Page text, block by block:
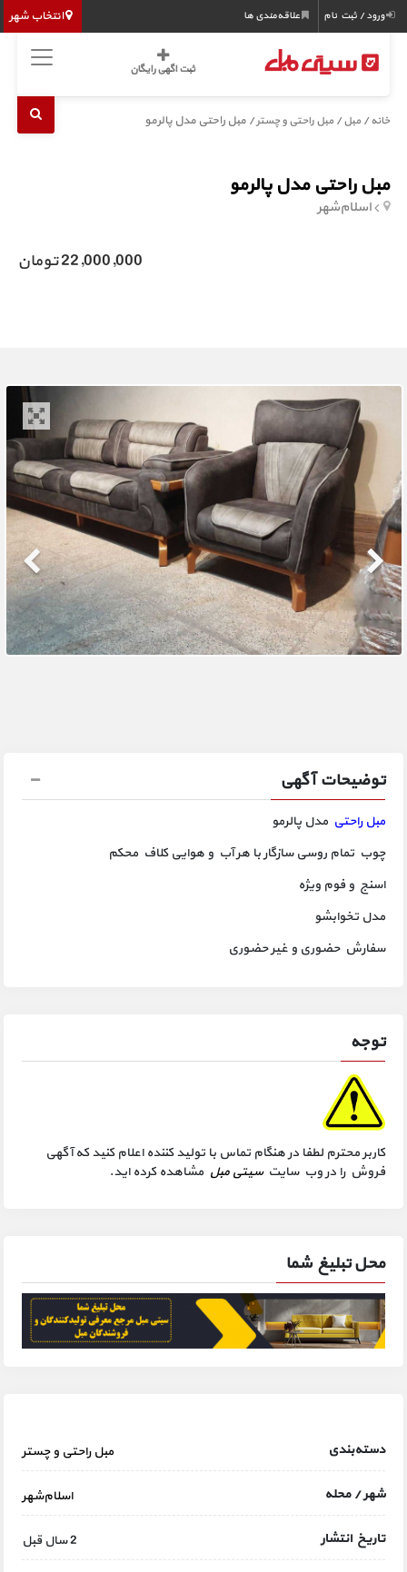
انتخاب شهر ورود / ثبت نام علاقه‌مندی ها
ثبت اگهی رایگان
خانه /مبل/مبل راحتی و چستر/ مبل راحتی مدل پالرمو
مبل راحتی مدل پالرمو
اسلام‌شهر
22,000,000 تومان
توضیحات آگهی
مبل راحتی مدل پالرمو
چوب تمام روسی سازگار با هر آب و هوایی کلاف محکم
اسنج و فوم ویژه
مدل تخوابشو
سفارش حضوری و غیر حضوری
توجه
کاربر محترم لطفا در هنگام تماس با تولید کننده اعلام کنید که آگهی
فروش را در وب سایتسیتی مبل مشاهده کرده اید.
محل تبلیغ شما
دسته‌بندی مبل راحتی و چستر
شهر / محله اسلام‌شهر
تاریخ انتشار 2 سال قبل